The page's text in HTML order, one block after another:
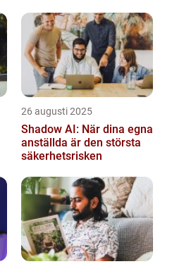
26 augusti 2025
Shadow AI: När dina egna
anställda är den största
säkerhetsrisken